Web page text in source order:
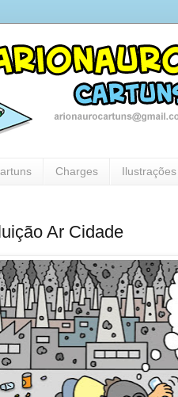
Charges Ilustrações
Ar Cidade